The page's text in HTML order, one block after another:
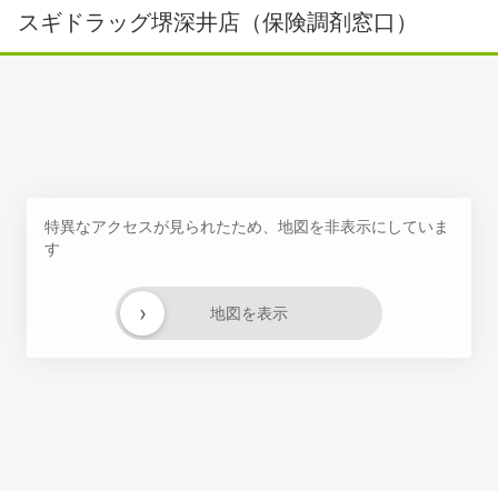
スギドラッグ堺深井店（保険調剤窓口）
特異なアクセスが見られたため、地図を非表示にしていま
す
地図を表示
›